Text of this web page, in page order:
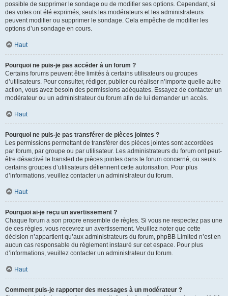
possible de supprimer le sondage ou de modifier ses options. Cependant, si
des votes ont été exprimés, seuls les modérateurs et les administrateurs
peuvent modifier ou supprimer le sondage. Cela empêche de modifier les
options d’un sondage en cours.
Haut
Pourquoi ne puis-je pas accéder à un forum ?
Certains forums peuvent être limités à certains utilisateurs ou groupes
d’utilisateurs. Pour consulter, rédiger, publier ou réaliser n’importe quelle autre
action, vous avez besoin des permissions adéquates. Essayez de contacter un
modérateur ou un administrateur du forum afin de lui demander un accès.
Haut
Pourquoi ne puis-je pas transférer de pièces jointes ?
Les permissions permettant de transférer des pièces jointes sont accordées
par forum, par groupe ou par utilisateur. Les administrateurs du forum ont peut-
être désactivé le transfert de pièces jointes dans le forum concerné, ou seuls
certains groupes d’utilisateurs détiennent cette autorisation. Pour plus
d’informations, veuillez contacter un administrateur du forum.
Haut
Pourquoi ai-je reçu un avertissement ?
Chaque forum a son propre ensemble de règles. Si vous ne respectez pas une
de ces règles, vous recevrez un avertissement. Veuillez noter que cette
décision n’appartient qu’aux administrateurs du forum, phpBB Limited n’est en
aucun cas responsable du règlement instauré sur cet espace. Pour plus
d’informations, veuillez contacter un administrateur du forum.
Haut
Comment puis-je rapporter des messages à un modérateur ?